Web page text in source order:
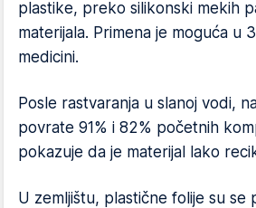
plastike, preko silikonski mekih
materijala. Primena je moguća u
medicini.
Posle rastvaranja u slanoj vodi,
povrate 91% i 82% početnih
pokazuje da je materijal lako
U zemljištu, plastične folije su se